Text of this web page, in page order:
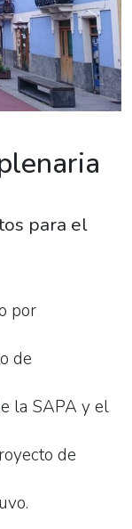
para el
por
de
la SAPA y el
de